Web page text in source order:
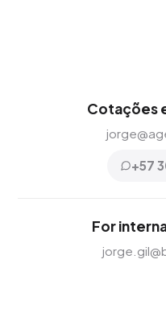
Cotações
+57
For